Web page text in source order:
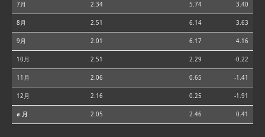
7月 2.34 5.74 3.40
8月 2.51 6.14 3.63
9月 2.01 6.17 4.16
10月 2.51 2.29 -0.22
11月 2.06 0.65 -1.41
12月 2.16 0.25 -1.91
⌀ 月 2.05 2.46 0.41